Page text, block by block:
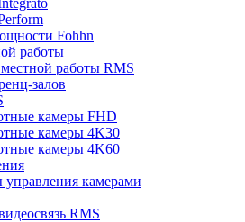
Fohhn
работы
работы RMS
залов
камеры FHD
камеры 4K30
камеры 4K60
управления камерами
RMS